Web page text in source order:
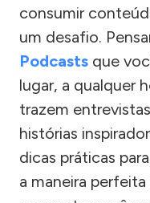
consumir
um desafio.
Podcasts que
lugar, a qualquer
trazem
histórias
dicas práticas
a maneira